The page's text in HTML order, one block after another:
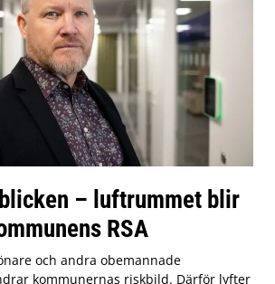
– luftrummet blir
RSA
och andra obemannade
kommunernas riskbild. Därför lyfter